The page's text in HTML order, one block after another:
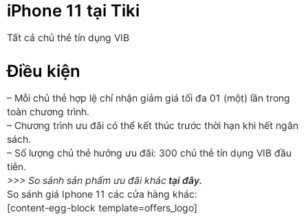
iPhone 11 tại Tiki
Tất cả chủ thẻ tín dụng VIB
Điều kiện
– Mỗi chủ thẻ hợp lệ chỉ nhận giảm giá tối đa 01 (một) lần trong
toàn chương trình.
– Chương trình ưu đãi có thể kết thúc trước thời hạn khi hết ngân
sách.
– Số lượng chủ thẻ hưởng ưu đãi: 300 chủ thẻ tín dụng VIB đầu
tiên.
>>> So sánh sản phẩm ưu đãi kháctại đây.
So sánh giá Iphone 11 các cửa hàng khác:
[content-egg-block template=offers_logo]